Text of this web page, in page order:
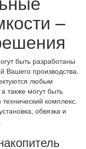
–
быть разработаны
Вашего производства.
любым
также могут быть
комплекс.
обвязка и